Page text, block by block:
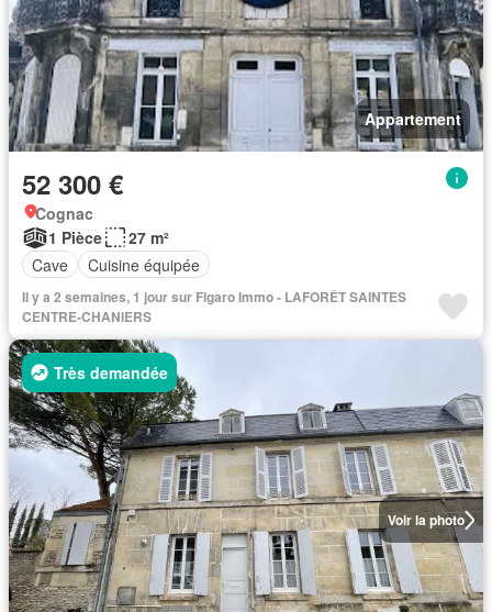
Appartement
52 300 €
Cognac
1 Pièce
27 m²
Cave
Cuisine équipée
Il y a 2 semaines, 1 jour sur Figaro Immo - LAFORÊT SAINTES
CENTRE-CHANIERS
Voir la photo
Très demandée